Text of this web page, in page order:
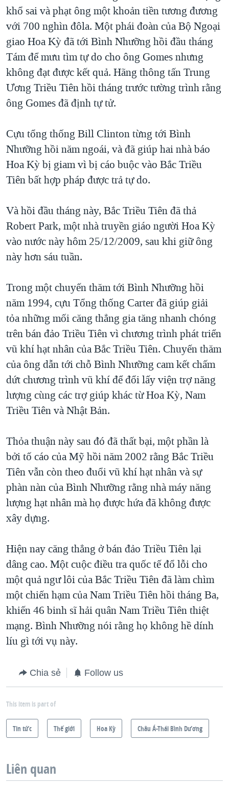
khổ sai và phạt ông một khoản tiền tương đương
với 700 nghìn đôla. Một phái đoàn của Bộ Ngoại
giao Hoa Kỳ đã tới Bình Nhưỡng hồi đầu tháng
Tám để mưu tìm tự do cho ông Gomes nhưng
không đạt được kết quả. Hãng thông tấn Trung
Ương Triều Tiên hồi tháng trước tường trình rằng
ông Gomes đã định tự tử.
Cựu tổng thống Bill Clinton từng tới Bình
Nhưỡng hồi năm ngoái, và đã giúp hai nhà báo
Hoa Kỳ bị giam vì bị cáo buộc vào Bắc Triều
Tiên bất hợp pháp được trả tự do.
Và hồi đầu tháng này, Bắc Triều Tiên đã thả
Robert Park, một nhà truyền giáo người Hoa Kỳ
vào nước này hôm 25/12/2009, sau khi giữ ông
này hơn sáu tuần.
Trong một chuyến thăm tới Bình Nhưỡng hồi
năm 1994, cựu Tổng thống Carter đã giúp giải
tỏa những mối căng thẳng gia tăng nhanh chóng
trên bán đảo Triều Tiên vì chương trình phát triển
vũ khí hạt nhân của Bắc Triều Tiên. Chuyến thăm
của ông dẫn tới chỗ Bình Nhưỡng cam kết chấm
dứt chương trình vũ khí để đổi lấy viện trợ năng
lượng cùng các trợ giúp khác từ Hoa Kỳ, Nam
Triều Tiên và Nhật Bản.
Thỏa thuận này sau đó đã thất bại, một phần là
bởi tố cáo của Mỹ hồi năm 2002 rằng Bắc Triều
Tiên vẫn còn theo đuổi vũ khí hạt nhân và sự
phàn nàn của Bình Nhưỡng rằng nhà máy năng
lượng hạt nhân mà họ được hứa đã không được
xây dựng.
Hiện nay căng thẳng ở bán đảo Triều Tiên lại
dâng cao. Một cuộc điều tra quốc tế đổ lỗi cho
một quả ngư lôi của Bắc Triều Tiên đã làm chìm
một chiến hạm của Nam Triều Tiên hồi tháng Ba,
khiến 46 binh sĩ hải quân Nam Triều Tiên thiệt
mạng. Bình Nhưỡng nói rằng họ không hề dính
líu gì tới vụ này.
Chia sẻ Follow us
This item is part of
Tin tức Thế giới Hoa Kỳ Châu Á-Thái Bình Dương
Liên quan